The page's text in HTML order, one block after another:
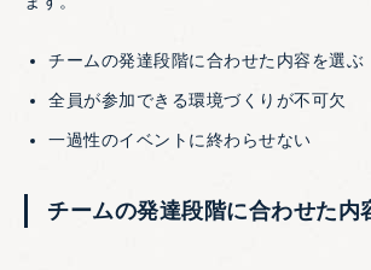
チームの発達段階に合わせた内容を選ぶ
全員が参加できる環境づくりが不可欠
一過性のイベントに終わらせない
チームの発達段階に合わせた内